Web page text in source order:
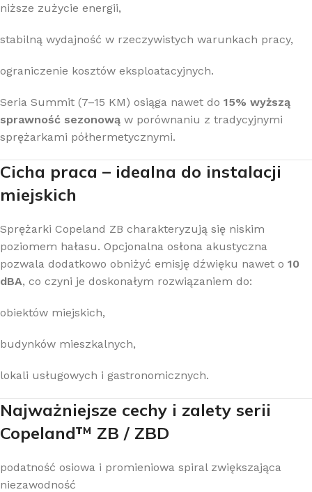
niższe zużycie energii,
stabilną wydajność w rzeczywistych warunkach pracy,
ograniczenie kosztów eksploatacyjnych.
Seria Summit (7–15 KM) osiąga nawet do 15% wyższą
sprawność sezonową w porównaniu z tradycyjnymi
sprężarkami półhermetycznymi.
Cicha praca – idealna do instalacji
miejskich
Sprężarki Copeland ZB charakteryzują się niskim
poziomem hałasu. Opcjonalna osłona akustyczna
pozwala dodatkowo obniżyć emisję dźwięku nawet o 10
dBA, co czyni je doskonałym rozwiązaniem do:
obiektów miejskich,
budynków mieszkalnych,
lokali usługowych i gastronomicznych.
Najważniejsze cechy i zalety serii
Copeland™ ZB / ZBD
podatność osiowa i promieniowa spiral zwiększająca
niezawodność